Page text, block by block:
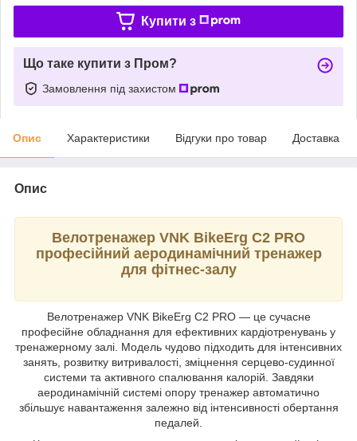
Купити з
Що таке купити з Пром?
Замовлення під захистом
Опис Характеристики Відгуки про товар Доставка
Опис
Велотренажер VNK BikeErg C2 PRO
професійний аеродинамічний тренажер
для фітнес-залу
Велотренажер VNK BikeErg C2 PRO — це сучасне
професійне обладнання для ефективних кардіотренувань у
тренажерному залі. Модель чудово підходить для інтенсивних
занять, розвитку витривалості, зміцнення серцево-судинної
системи та активного спалювання калорій. Завдяки
аеродинамічній системі опору тренажер автоматично
збільшує навантаження залежно від інтенсивності обертання
педалей.